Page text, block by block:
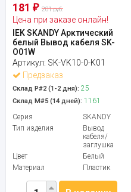
181 ₽ 201 руб.
Цена при заказе онлайн!
IEK SKANDY Арктический
белый Вывод кабеля SK-
O01W
Артикул: SK-VK10-0-K01
Предзаказ
Склад Р#2 (1-2 дня): 25
Склад М#5 (14 дней): 1161
Серия
SKANDY
Тип изделия
Вывод
кабеля/
заглушка
Цвет
Белый
Материал
Пластик